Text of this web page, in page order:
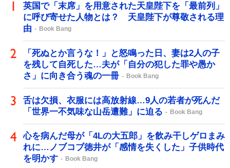
英国で「末席」を用意された天皇陛下を「最前列」
に呼び寄せた人物とは？ 天皇陛下が尊敬される理
由
Book Bang
「死ぬとか言うな！」と怒鳴った日、妻は2人の子
を残して自死した…夫が「自分の犯した罪や愚か
さ」に向き合う魂の一冊
Book Bang
舌は欠損、衣服には高放射線…9人の若者が死んだ
「世界一不気味な山岳遭難」に迫る
Book Bang
心を病んだ母が「4Lの大五郎」を飲み干しゲロまみ
れに…ノブコブ徳井が「感情を失くした」子供時代
を明かす
Book Bang